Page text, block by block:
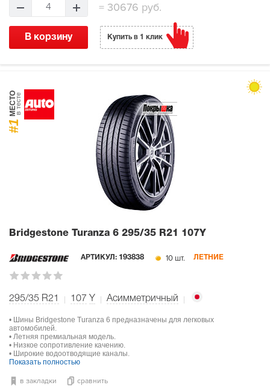
4 =30676 руб.
В корзину Купить в 1 клик
#1
МЕСТОв тесте
Bridgestone Turanza 6 295/35 R21 107Y
АРТИКУЛ: 193838 10 шт. ЛЕТНИЕ
295/35 R21 107 Y Асимметричный
• Шины Bridgestone Turanza 6 предназначены для легковых
автомобилей.
• Летняя премиальная модель.
• Низкое сопротивление качению.
• Широкие водоотводящие каналы.
Показать полностью
в закладки сравнить